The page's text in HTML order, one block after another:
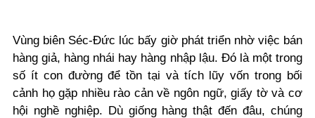
Vùng biên Séc-Đức lúc bấy giờ phát triển nhờ việc bán
hàng giả, hàng nhái hay hàng nhập lậu. Đó là một trong
số ít con đường để tồn tại và tích lũy vốn trong bối
cảnh họ gặp nhiều rào cản về ngôn ngữ, giấy tờ và cơ
hội nghề nghiệp. Dù giống hàng thật đến đâu, chúng